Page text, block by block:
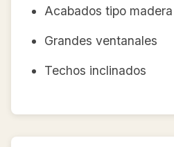
Acabados tipo
Grandes ventanales
Techos inclinados